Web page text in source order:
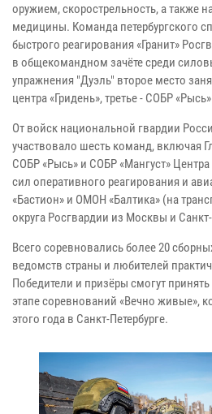
оружием, скорострельность, а также
медицины. Команда петербургского
быстрого реагирования «Гранит»
в общекомандном зачёте среди
упражнения "Дуэль" второе место
центра «Гридень», третье - СОБР
От войск национальной гвардии
участвовало шесть команд, включая
СОБР «Рысь» и СОБР «Мангуст»
сил оперативного реагирования и
«Бастион» и ОМОН «Балтика» (на
округа Росгвардии из Москвы и Санкт-
Всего соревновались более 20
ведомств страны и любителей
Победители и призёры смогут
этапе соревнований «Вечно живые»,
этого года в Санкт-Петербурге.